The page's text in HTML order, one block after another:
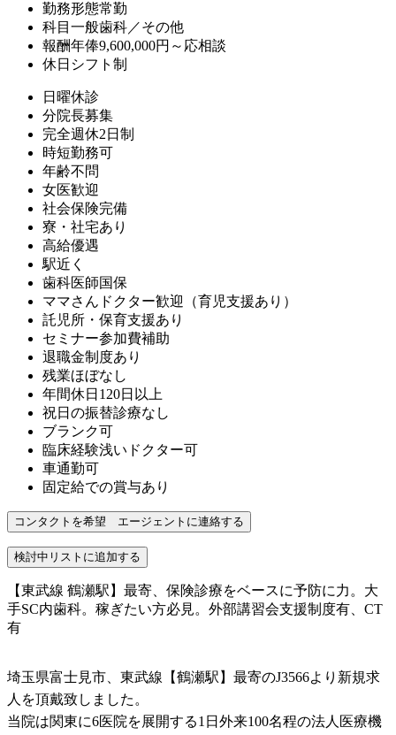
勤務形態常勤
科目 一般歯科／その他
報酬年俸9,600,000円～応相談
休日 シフト制
日曜休診
分院長募集
完全週休2日制
時短勤務可
年齢不問
女医歓迎
社会保険完備
寮・社宅あり
高給優遇
駅近く
歯科医師国保
ママさんドクター歓迎（育児支援あり）
託児所・保育支援あり
セミナー参加費補助
退職金制度あり
残業ほぼなし
年間休日120日以上
祝日の振替診療なし
ブランク可
臨床経験浅いドクター可
車通勤可
固定給での賞与あり
【東武線 鶴瀬駅】最寄、保険診療をベースに予防に力。大
手SC内歯科。稼ぎたい方必見。外部講習会支援制度有、CT
有
埼玉県富士見市、東武線【鶴瀬駅】最寄のJ3566より新規求
人を頂戴致しました。
当院は関東に6医院を展開する1日外来100名程の法人医療機